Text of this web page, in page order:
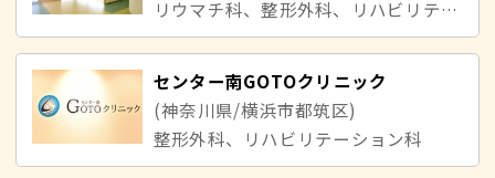
リウマチ科、整形外科、リハビリテーション科
センター南GOTOクリニック
(神奈川県/横浜市都筑区)
整形外科、リハビリテーション科